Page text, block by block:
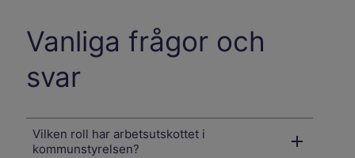
Vanliga frågor och
svar
Vilken roll har arbetsutskottet i
kommunstyrelsen?